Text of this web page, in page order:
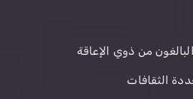
من ذوي الإعاقة
الثقافات